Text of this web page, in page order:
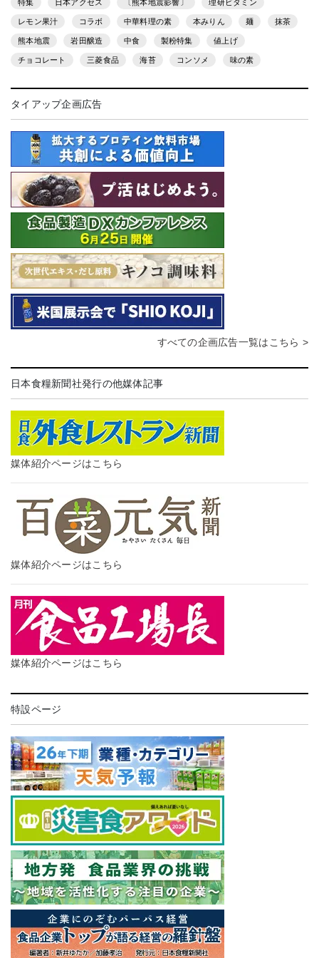
特集 日本アクセス 〔熊本地震影響〕 理研ビタミン
レモン果汁 コラボ 中華料理の素 本みりん 麺 抹茶
熊本地震 岩田醸造 中食 製粉特集 値上げ
チョコレート 三菱食品 海苔 コンソメ 味の素
タイアップ企画広告
すべての企画広告一覧はこちら >
日本食糧新聞社発行の他媒体記事
媒体紹介ページはこちら
媒体紹介ページはこちら
媒体紹介ページはこちら
特設ページ